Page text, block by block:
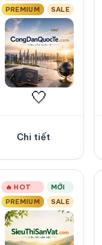
PREMIUM
SALE
🤍
Chi tiết
🔥 HOT
MỚI
PREMIUM
SALE